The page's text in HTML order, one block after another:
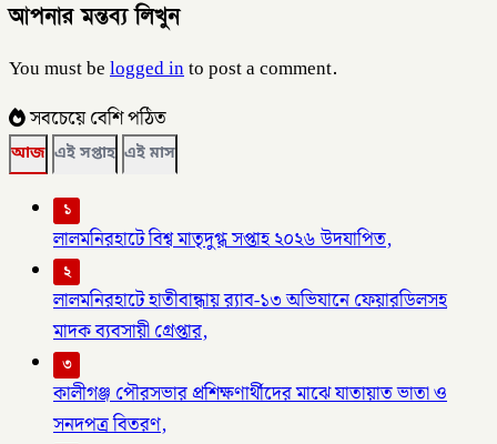
আপনার মন্তব্য লিখুন
You must belogged into post a comment.
সবচেয়ে বেশি পঠিত
আজ এই সপ্তাহ এই মাস
১
লালমনিরহাটে বিশ্ব মাতৃদুগ্ধ সপ্তাহ ২০২৬ উদযাপিত,
২
লালমনিরহাটে হাতীবান্ধায় র‌্যাব-১৩ অভিযানে ফেয়ারডিলসহ
মাদক ব্যবসায়ী গ্রেপ্তার,
৩
কালীগঞ্জ পৌরসভার প্রশিক্ষণার্থীদের মাঝে যাতায়াত ভাতা ও
সনদপত্র বিতরণ,